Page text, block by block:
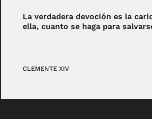
La verdadera devoción es la
ella, cuanto se haga para
CLEMENTE XIV